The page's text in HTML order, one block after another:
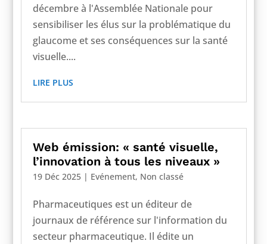
décembre à l'Assemblée Nationale pour
sensibiliser les élus sur la problématique du
glaucome et ses conséquences sur la santé
visuelle....
LIRE PLUS
Web émission: « santé visuelle,
l’innovation à tous les niveaux »
19 Déc 2025| Evénement, Non classé
Pharmaceutiques est un éditeur de
journaux de référence sur l'information du
secteur pharmaceutique. Il édite un